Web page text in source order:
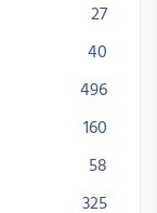
27
40
496
160
58
325